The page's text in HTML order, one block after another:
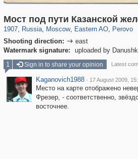
Мост под пути Казанской
1907, Russia
1,406,840 29,243
, Moscow
319,864 8,286
, Eastern AO
20,939 306
, Perovo
789 15
Shooting direction:  east
Watermark signature:
uploaded by
1 Sign in to share your opinion Latest
Kaganovich1988 · 17 August 2009,
Место на карте отображено
Фрезер, - соответственно,
восточнее.